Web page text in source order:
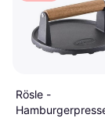
Rösle -